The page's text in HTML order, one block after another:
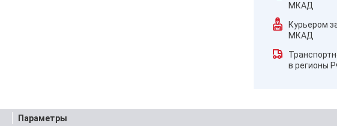
МКАД
Курьером
МКАД
в регионы
Параметры